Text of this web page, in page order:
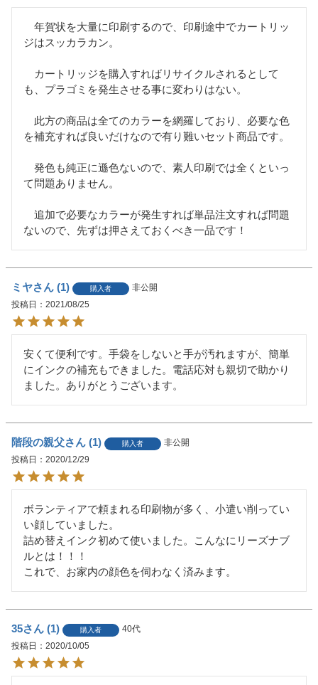
年賀状を大量に印刷するので、印刷途中でカートリッ
ジはスッカラカン。
カートリッジを購入すればリサイクルされるとして
も、プラゴミを発生させる事に変わりはない。
此方の商品は全てのカラーを網羅しており、必要な色
を補充すれば良いだけなので有り難いセット商品です。
発色も純正に遜色ないので、素人印刷では全くといっ
て問題ありません。
追加で必要なカラーが発生すれば単品注文すれば問題
ないので、先ずは押さえておくべき一品です！
ミヤ 1 購入者
非公開
投稿日
2021/08/25
安くて便利です。手袋をしないと手が汚れますが、簡単
にインクの補充もできました。電話応対も親切で助かり
ました。ありがとうございます。
階段の親父 1 購入者
非公開
投稿日
2020/12/29
ボランティアで頼まれる印刷物が多く、小遣い削ってい
い顔していました。
詰め替えインク初めて使いました。こんなにリーズナブ
ルとは！！！
これで、お家内の顔色を伺わなく済みます。
35 1 購入者
40代
投稿日
2020/10/05